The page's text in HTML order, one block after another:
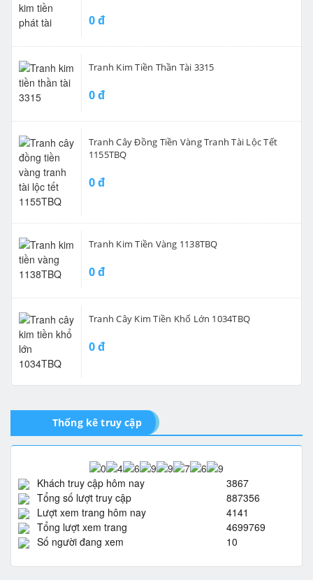
0 đ
Tranh Kim Tiền Thần Tài 3315
0 đ
Tranh Cây Đồng Tiền Vàng Tranh Tài Lộc Tết
1155TBQ
0 đ
Tranh Kim Tiền Vàng 1138TBQ
0 đ
Tranh Cây Kim Tiền Khổ Lớn 1034TBQ
0 đ
Thống kê truy cập
Khách truy cập hôm nay
3867
Tổng số lượt truy cập
887356
Lượt xem trang hôm nay
4141
Tổng lượt xem trang
4699769
Số người đang xem
10